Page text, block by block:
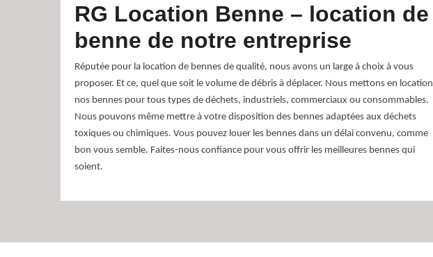
RG Location Benne – location de
benne de notre entreprise
Réputée pour la location de bennes de qualité, nous avons un large à choix à vous
proposer. Et ce, quel que soit le volume de débris à déplacer. Nous mettons en location
nos bennes pour tous types de déchets, industriels, commerciaux ou consommables.
Nous pouvons même mettre à votre disposition des bennes adaptées aux déchets
toxiques ou chimiques. Vous pouvez louer les bennes dans un délai convenu, comme
bon vous semble. Faites-nous confiance pour vous offrir les meilleures bennes qui
soient.